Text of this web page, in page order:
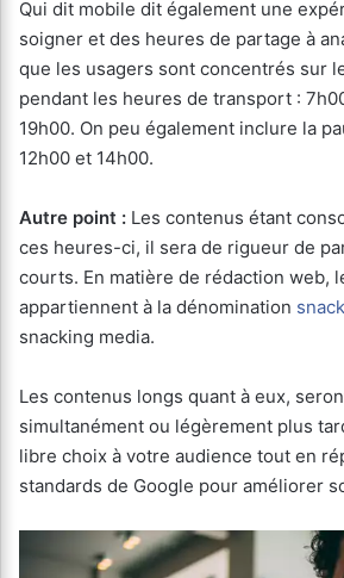
Qui dit mobile dit également une
soigner et des heures de partage à
que les usagers sont concentrés sur
pendant les heures de transport :
19h00. On peu également inclure la
12h00 et 14h00.
Autre point : Les contenus étant
ces heures-ci, il sera de rigueur de
courts. En matière de rédaction web,
appartiennent à la dénomination
snacking media.
Les contenus longs quant à eux,
simultanément ou légèrement plus
libre choix à votre audience tout en
standards de Google pour améliorer